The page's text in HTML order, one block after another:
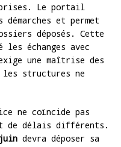
Le portail
et permet
déposés. Cette
échanges avec
une maîtrise des
les structures ne
ne coïncide pas
de délais différents.
devra déposer sa